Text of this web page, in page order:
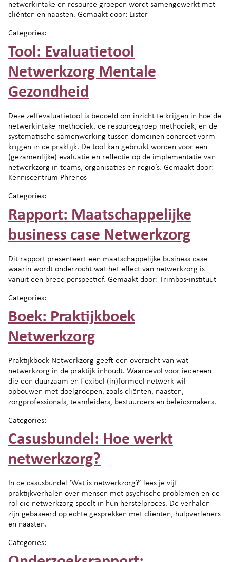
netwerkintake en resource groepen wordt samengewerkt met
cliënten en naasten. Gemaakt door: Lister
Categories:
Tool: Evaluatietool
Netwerkzorg Mentale
Gezondheid
Deze zelfevaluatietool is bedoeld om inzicht te krijgen in hoe de
netwerkintake-methodiek, de resourcegroep-methodiek, en de
systematische samenwerking tussen domeinen concreet vorm
krijgen in de praktijk. De tool kan gebruikt worden voor een
(gezamenlijke) evaluatie en reflectie op de implementatie van
netwerkzorg in teams, organisaties en regio’s. Gemaakt door:
Kenniscentrum Phrenos
Categories:
Rapport: Maatschappelijke
business case Netwerkzorg
Dit rapport presenteert een maatschappelijke business case
waarin wordt onderzocht wat het effect van netwerkzorg is
vanuit een breed perspectief. Gemaakt door: Trimbos-instituut
Categories:
Boek: Praktijkboek
Netwerkzorg
Praktijkboek Netwerkzorg geeft een overzicht van wat
netwerkzorg in de praktijk inhoudt. Waardevol voor iedereen
die een duurzaam en flexibel (in)formeel netwerk wil
opbouwen met doelgroepen, zoals cliënten, naasten,
zorgprofessionals, teamleiders, bestuurders en beleidsmakers.
Categories:
Casusbundel: Hoe werkt
netwerkzorg?
In de casusbundel ‘Wat is netwerkzorg?’ lees je vijf
praktijkverhalen over mensen met psychische problemen en de
rol die netwerkzorg speelt in hun herstelproces. De verhalen
zijn gebaseerd op echte gesprekken met cliënten, hulpverleners
en naasten.
Categories: